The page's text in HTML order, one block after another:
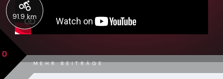
91.9 km
MEHR BEITRÄGE
0